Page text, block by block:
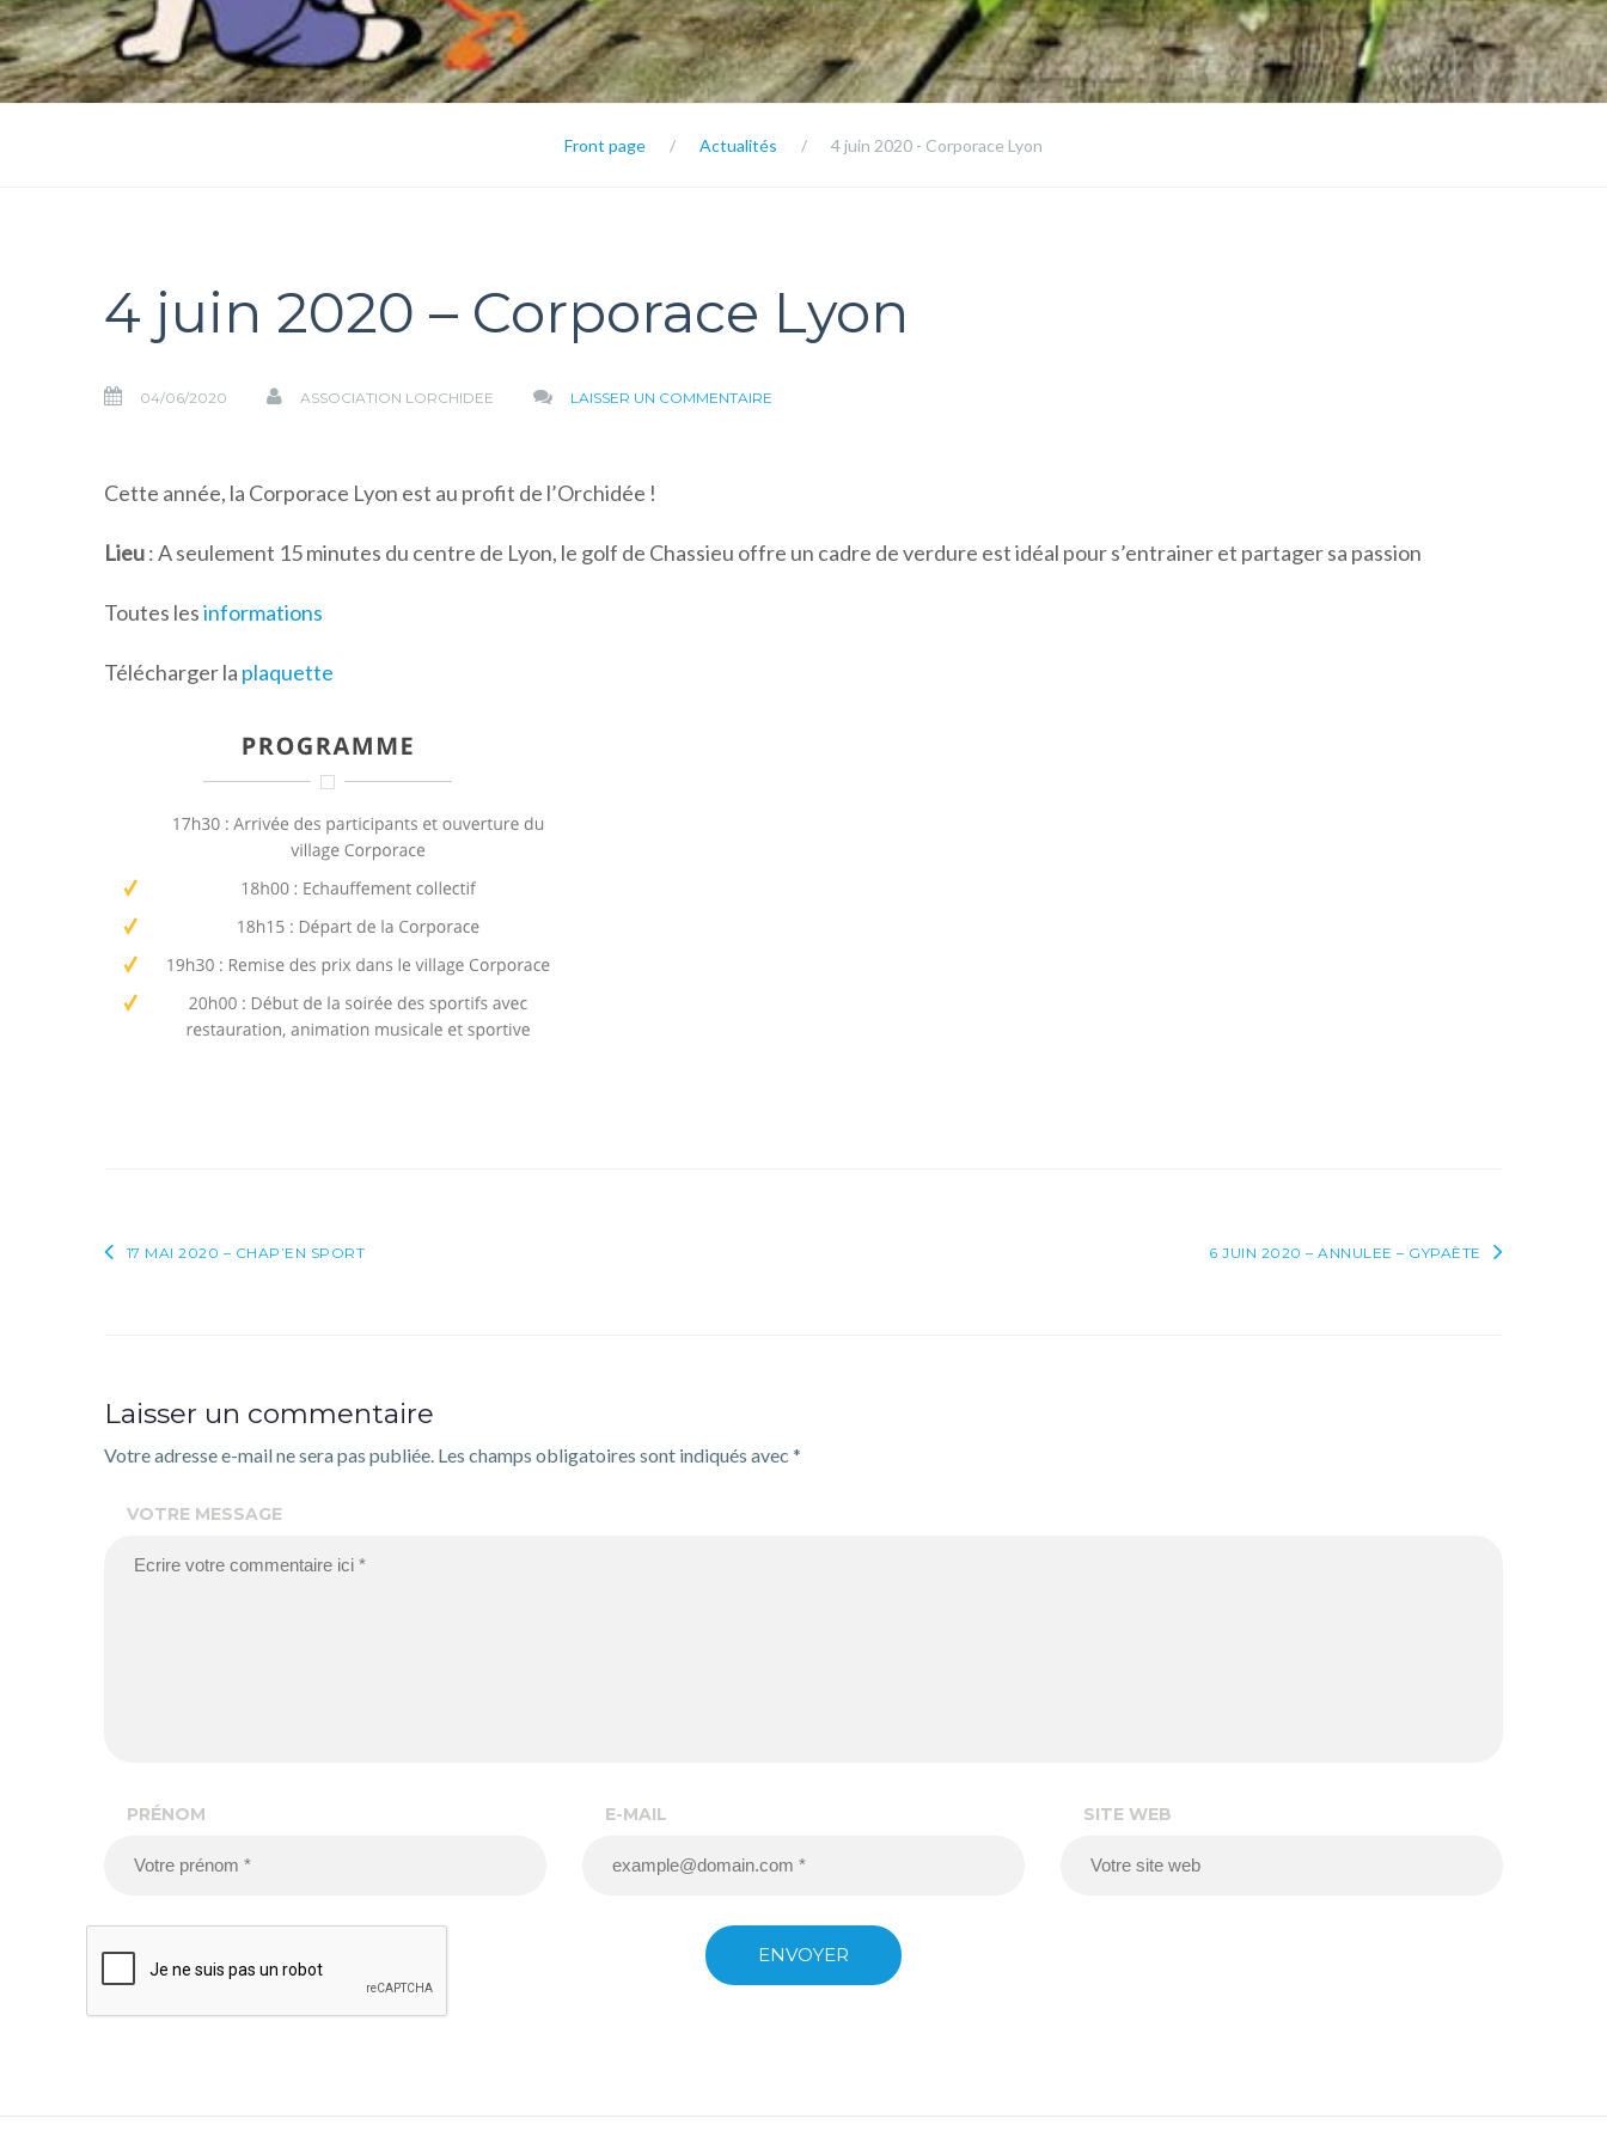
Front page / Actualités / 4 juin 2020 - Corporace Lyon
4 juin 2020 – Corporace Lyon
04/06/2020 ASSOCIATION LORCHIDEE LAISSER UN COMMENTAIRE
CORPORACE
Cette année, la Corporace Lyon est au profit de l’Orchidée !
Lieu: A seulement 15 minutes du centre de Lyon, le golf de Chassieu offre un cadre de verdure est idéal pour s’entrainer et partager sa passion
Toutes lesinformations
Télécharger la plaquette
Navigation
l’article
17 MAI 2020 – CHAP’EN SPORT 6 JUIN 2020 – ANNULEE – GYPAÈTE
Laisser un commentaire
Votre adresse e-mail ne sera pas publiée. Les champs obligatoires sont indiqués avec *
VOTRE MESSAGE
PRÉNOM E-MAIL SITE WEB